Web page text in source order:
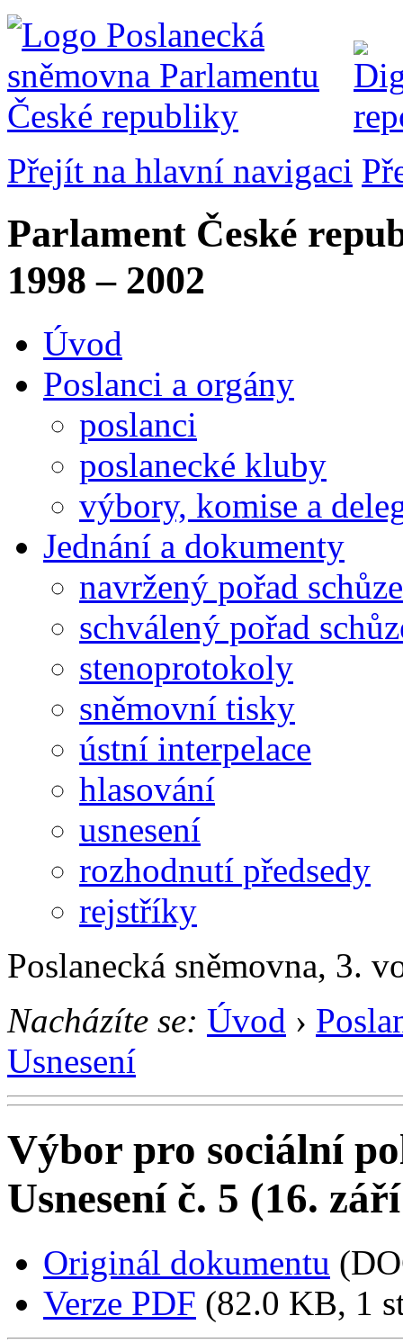
Přejít na hlavní navigaci
Parlament České
1998 – 2002
Úvod
Poslanci a orgány
poslanci
poslanecké kluby
výbory, komise a
Jednání a dokumenty
navržený pořad schůze
schválený pořad
stenoprotokoly
sněmovní tisky
ústní interpelace
hlasování
usnesení
rozhodnutí předsedy
rejstříky
Poslanecká sněmovna, 3.
Nacházíte se: Úvod ›
Usnesení
Výbor pro sociální
Usnesení č. 5 (16.
Originál dokumentu
Verze PDF (82.0 KB, 1